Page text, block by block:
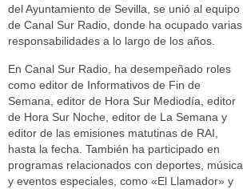
del Ayuntamiento de Sevilla, se unió al equipo
de Canal Sur Radio, donde ha ocupado varias
responsabilidades a lo largo de los años.
En Canal Sur Radio, ha desempeñado roles
como editor de Informativos de Fin de
Semana, editor de Hora Sur Mediodía, editor
de Hora Sur Noche, editor de La Semana y
editor de las emisiones matutinas de RAI,
hasta la fecha. También ha participado en
programas relacionados con deportes, música
y eventos especiales, como «El Llamador» y